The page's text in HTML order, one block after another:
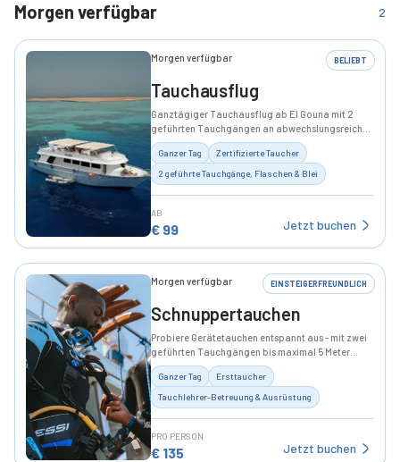
Morgen verfügbar 2
Morgen verfügbar BELIEBT
Tauchausflug
Ganztägiger Tauchausflug ab El Gouna mit 2
geführten Tauchgängen an abwechslungsreichen
Riffen.
Ganzer Tag
Zertifizierte Taucher
2 geführte Tauchgänge, Flaschen & Blei
AB
€ 99 Jetzt buchen
Morgen verfügbar EINSTEIGERFREUNDLICH
Schnuppertauchen
Probiere Gerätetauchen entspannt aus - mit zwei
geführten Tauchgängen bis maximal 5 Meter
Tiefe.
Ganzer Tag
Ersttaucher
Tauchlehrer-Betreuung & Ausrüstung
PRO PERSON
€ 135 Jetzt buchen